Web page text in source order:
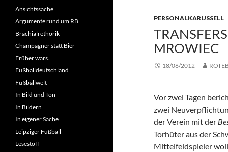
PERSONALKARUSSELL
MROWIEC
18/06/2012
Vor zwei Tagen
zwei
der Verein mit der
Torhüter aus der
Mittelfeldspieler
Ansichtssache
Argumente rund um RB
Brachialrethorik
Champagner statt Bier
Früher wars..
Fußballdeutschland
Fußballwelt
In Bild und Ton
In Bildern
In eigener Sache
Leipziger Fußball
Lesestoff